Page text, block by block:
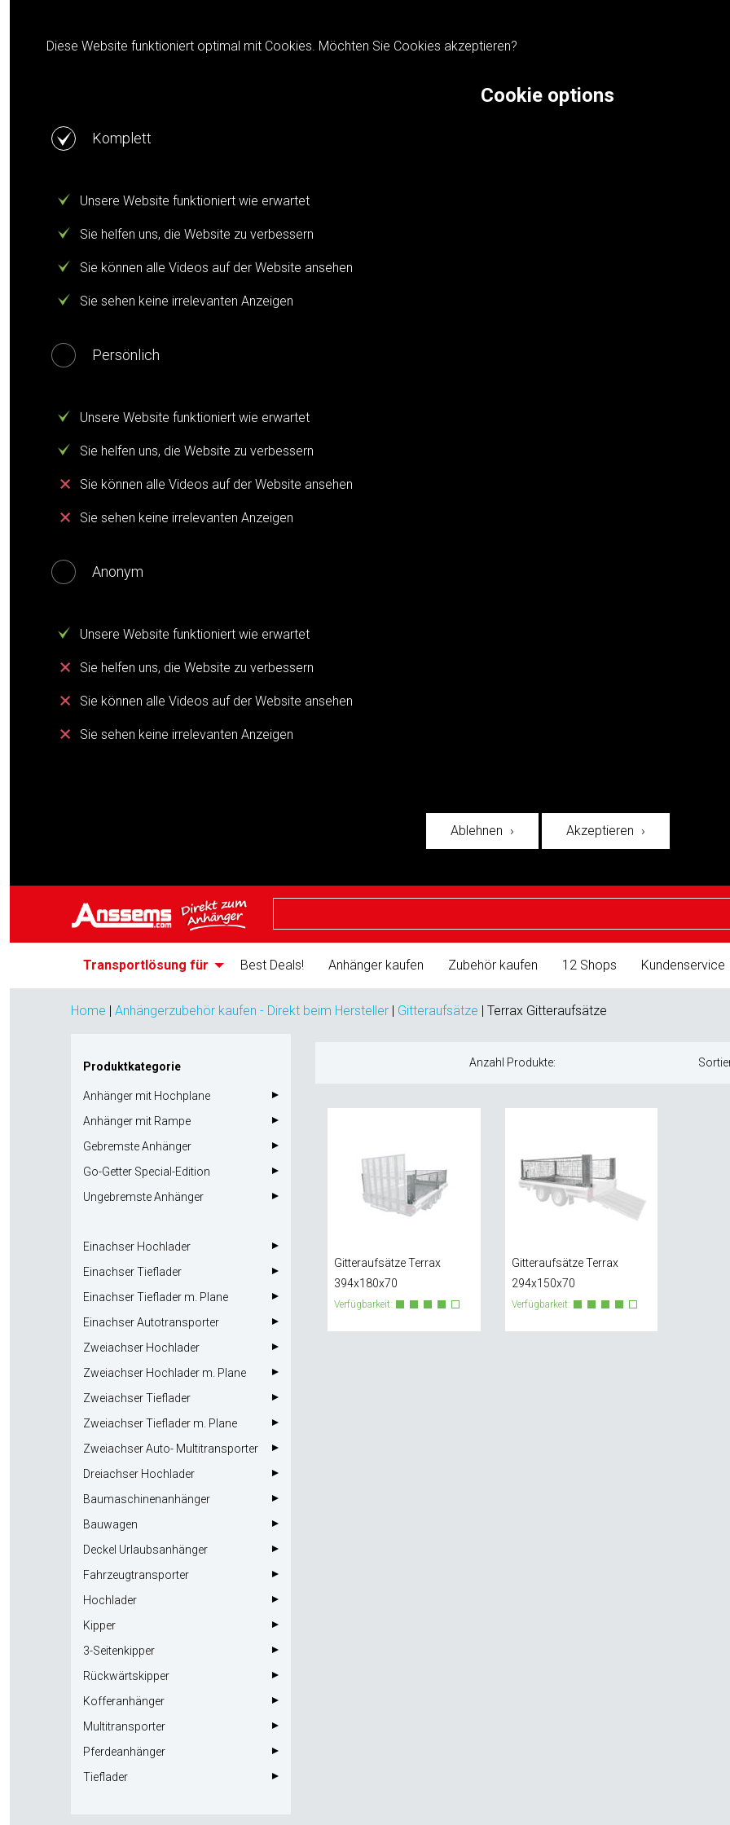
Cookie notification
Diese Website funktioniert optimal mit Cookies. Möchten Sie Cookies akzeptieren?
Cookie options
Komplett
Unsere Website funktioniert wie erwartet
Sie helfen uns, die Website zu verbessern
Sie können alle Videos auf der Website ansehen
Sie sehen keine irrelevanten Anzeigen
Persönlich
Unsere Website funktioniert wie erwartet
Sie helfen uns, die Website zu verbessern
Sie können alle Videos auf der Website ansehen
Sie sehen keine irrelevanten Anzeigen
Anonym
Unsere Website funktioniert wie erwartet
Sie helfen uns, die Website zu verbessern
Sie können alle Videos auf der Website ansehen
Sie sehen keine irrelevanten Anzeigen
Ablehnen Akzeptieren
Transportlösung für Best Deals! Anhänger kaufen Zubehör kaufen 12 Shops Kundenservice
Home | Anhängerzubehör kaufen - Direkt beim Hersteller | Gitteraufsätze | Terrax Gitteraufsätze
Produktkategorie
Anhänger mit Hochplane
Anhänger mit Rampe
Gebremste Anhänger
Go-Getter Special-Edition
Ungebremste Anhänger
Einachser Hochlader
Einachser Tieflader
Einachser Tieflader m. Plane
Einachser Autotransporter
Zweiachser Hochlader
Zweiachser Hochlader m. Plane
Zweiachser Tieflader
Zweiachser Tieflader m. Plane
Zweiachser Auto- Multitransporter
Dreiachser Hochlader
Baumaschinenanhänger
Bauwagen
Deckel Urlaubsanhänger
Fahrzeugtransporter
Hochlader
Kipper
3-Seitenkipper
Rückwärtskipper
Kofferanhänger
Multitransporter
Pferdeanhänger
Tieflader
Anzahl Produkte:
Gitteraufsätze Terrax
394x180x70
Verfügbarkeit:
Gitteraufsätze Terrax
294x150x70
Verfügbarkeit: